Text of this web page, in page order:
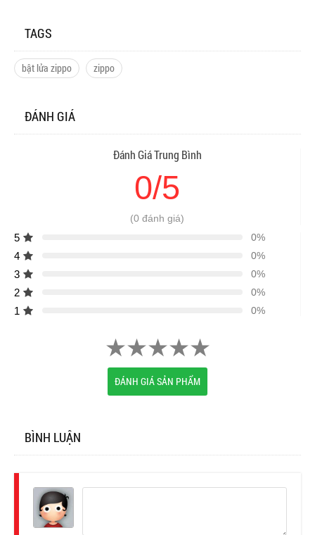
TAGS
bật lửa zippo zippo
ĐÁNH GIÁ
Đánh Giá Trung Bình
0/5
(0 đánh giá)
5 0%
4 0%
3 0%
2 0%
1 0%
ĐÁNH GIÁ SẢN PHẨM
BÌNH LUẬN